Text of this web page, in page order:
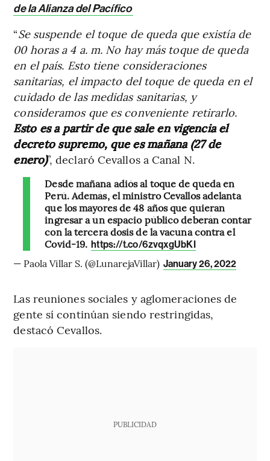
de la Alianza del Pacífico
“Se suspende el toque de queda que existía de
00 horas a 4 a. m. No hay más toque de queda
en el país. Esto tiene consideraciones
sanitarias, el impacto del toque de queda en el
cuidado de las medidas sanitarias, y
consideramos que es conveniente retirarlo.
Esto es a partir de que sale en vigencia el
decreto supremo, que es mañana (27 de
enero)”, declaró Cevallos a Canal N.
Desde mañana adiós al toque de queda en
Perú. Además, el ministro Cevallos adelanta
que los mayores de 48 años que quieran
ingresar a un espacio público deberán contar
con la tercera dosis de la vacuna contra el
Covid-19. https://t.co/6zvqxgUbKI
— Paola Villar S. (@LunarejaVillar) January 26, 2022
Las reuniones sociales y aglomeraciones de
gente sí continúan siendo restringidas,
destacó Cevallos.
PUBLICIDAD